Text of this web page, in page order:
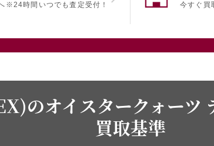
※24時間いつでも査定受付！ 今すぐ買
のオイスタークォーツ
買取基準